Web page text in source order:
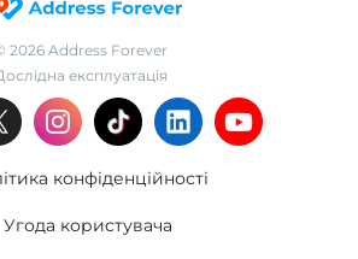
2026 Address Forever
експлуатація
конфіденційності
Угода користувача